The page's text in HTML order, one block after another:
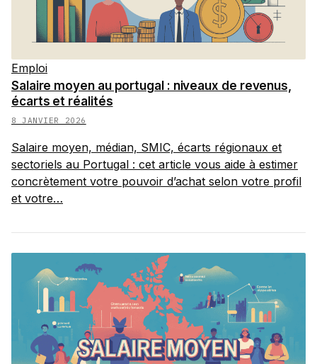
Emploi
Salaire moyen au portugal : niveaux de revenus,
écarts et réalités
8 JANVIER 2026
Salaire moyen, médian, SMIC, écarts régionaux et
sectoriels au Portugal : cet article vous aide à estimer
concrètement votre pouvoir d’achat selon votre profil
et votre…